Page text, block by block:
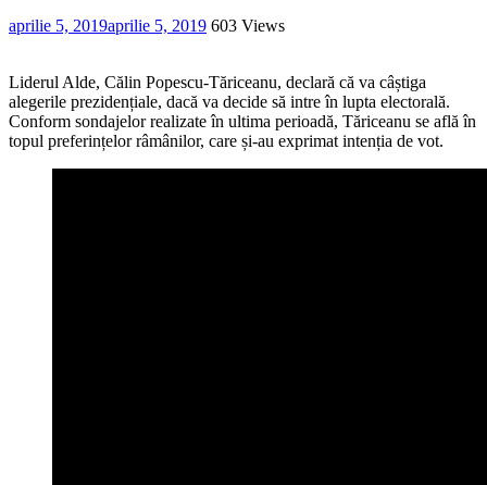
aprilie 5, 2019aprilie 5, 2019 603 Views
Liderul Alde, Călin Popescu-Tăriceanu, declară că va câștiga
alegerile prezidențiale, dacă va decide să intre în lupta electorală.
Conform sondajelor realizate în ultima perioadă, Tăriceanu se află în
topul preferințelor râmânilor, care și-au exprimat intenția de vot.